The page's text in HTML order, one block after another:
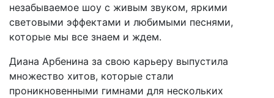
незабываемое шоу с живым звуком, яркими
световыми эффектами и любимыми песнями,
которые мы все знаем и ждем.
Диана Арбенина за свою карьеру выпустила
множество хитов, которые стали
проникновенными гимнами для нескольких